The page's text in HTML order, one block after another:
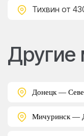
Тихвин от
Донецк —
Мичуринск —